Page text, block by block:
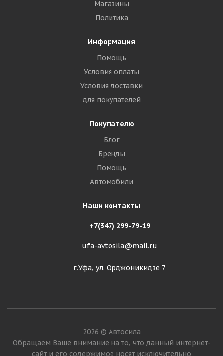
Магазины
Политика
Информация
Помощь
Условия оплаты
Условия доставки
для покупателей
Покупателю
Блог
Бренды
Помощь
Автомобили
Наши контакты
+7(347) 299-79-19
ufa-avtosila@mail.ru
г.Уфа, ул. Орджоникидзе 7
2026 © Автосила
Обращаем Ваше внимание на то, что данный интернет-
сайт и его содержимое носят исключительно